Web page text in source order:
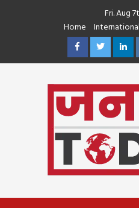
Fri. Aug
Home
International
FacebookTwitter